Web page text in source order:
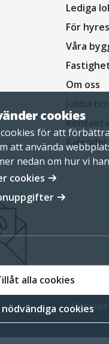
cookies
för att förbättra
att använda
nedan om hur vi
cookies
alla cookies
cookies
Lediga
För
Våra
Om oss
Kontakta
Kalender
Cookies